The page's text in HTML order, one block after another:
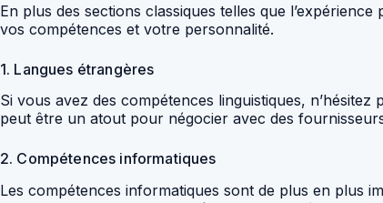
En plus des sections classiques telles que
vos compétences et votre personnalité.
1. Langues étrangères
Si vous avez des compétences linguistiques,
peut être un atout pour négocier avec des
2. Compétences informatiques
Les compétences informatiques sont de plus en plus